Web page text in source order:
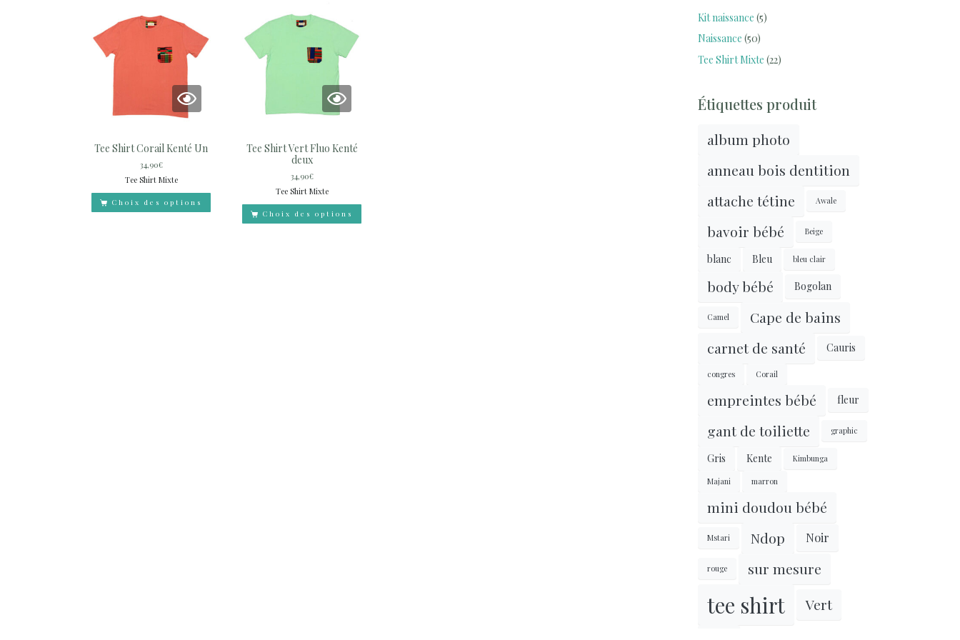
Tee Shirt Corail Kenté Un
34,90€
Tee Shirt Mixte
Choix des options
Tee Shirt Vert Fluo Kenté
deux
34,90€
Tee Shirt Mixte
Choix des options
Kit naissance (5)
Naissance (50)
Tee Shirt Mixte (22)
Étiquettes produit
album photo
anneau bois dentition
attache tétine
Awale
bavoir bébé Beige
blanc Bleu bleu clair
body bébé Bogolan
Camel
Cape de bains
carnet de santé
Cauris
congres Corail
empreintes bébé fleur
gant de toiliette graphic
Gris Kente Kimbunga
Majani marron
mini doudou bébé
Mstari Ndop Noir
rouge sur mesure
tee shirt Vert